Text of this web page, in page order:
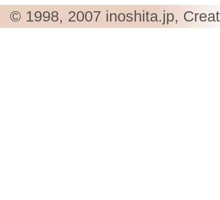
© 1998, 2007 inoshita.jp,